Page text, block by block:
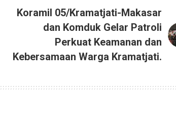
Koramil 05/Kramatjati-Makasar
dan Komduk Gelar Patroli
Perkuat Keamanan dan
Kebersamaan Warga Kramatjati.